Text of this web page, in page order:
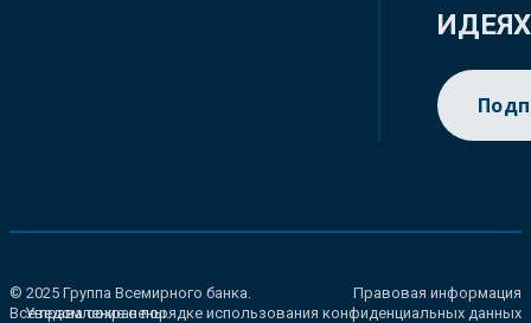
ИДЕЯХ
© 2025 Группа Всемирного банка.
Все права сохранены.
Правовая информация
Уведомление о порядке использования конфиденциальных данных